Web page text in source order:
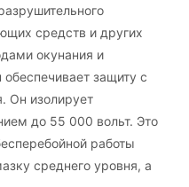
средств и других
окунания и
защиту с
Он изолирует
до 55 000 вольт. Это
работы
среднего уровня, а